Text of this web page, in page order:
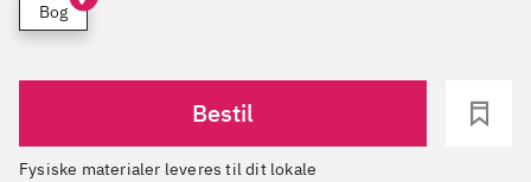
Bog
Bestil
Fysiske materialer leveres til dit lokale